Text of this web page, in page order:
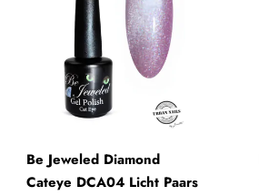
Be Jeweled Diamond
Cateye DCA04 Licht Paars